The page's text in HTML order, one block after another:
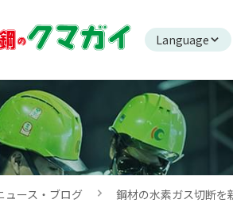
Language
ュース・ブログ 鋼材の水素ガス切断を